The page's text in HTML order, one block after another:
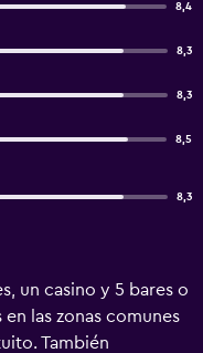
8,4
8,3
8,3
8,5
8,3
un casino y 5 bares o
las zonas comunes
También